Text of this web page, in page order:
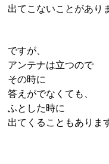
出てこないことがあり
ですが、
アンテナは立つので
その時に
答えがでなくても、
ふとした時に
出てくることもありま